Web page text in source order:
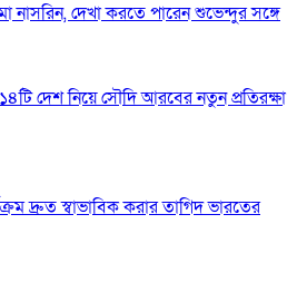
দেখা করতে পারেন শুভেন্দুর সঙ্গে
দেশ নিয়ে সৌদি আরবের নতুন প্রতিরক্ষা
দ্রুত স্বাভাবিক করার তাগিদ ভারতের